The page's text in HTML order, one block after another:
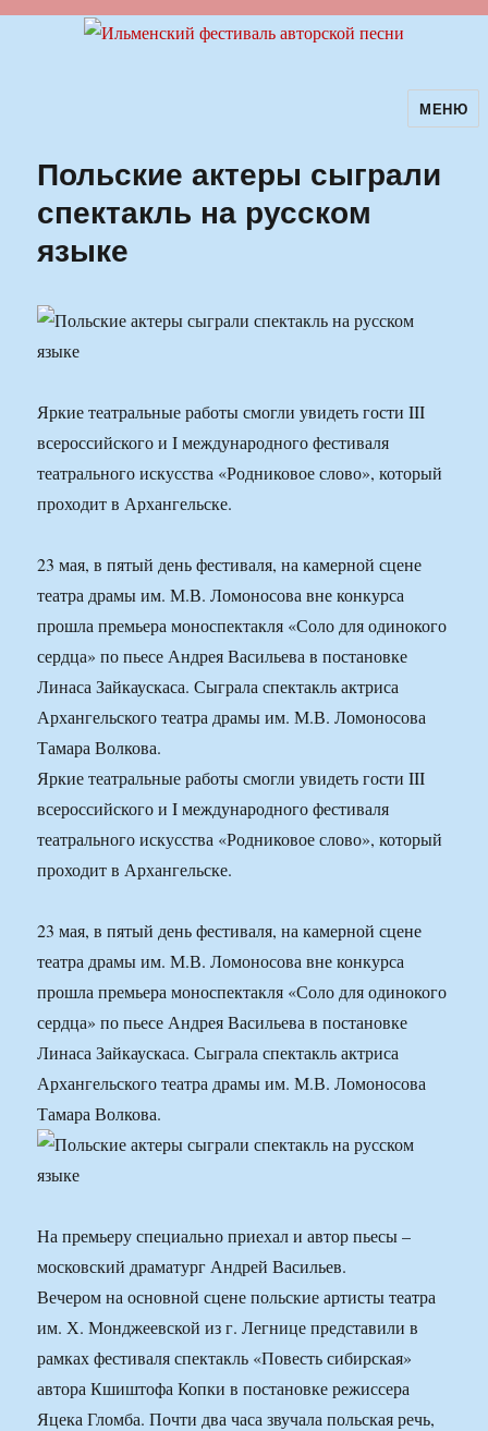
Ильменский фестиваль авторскойМЕНЮ
Польские актеры сыграли
спектакль на русском
языке
Яркие театральные работы смогли увидеть гости III
всероссийского и I международного фестиваля
театрального искусства «Родниковое слово», который
проходит в Архангельске.
23 мая, в пятый день фестиваля, на камерной сцене
театра драмы им. М.В. Ломоносова вне конкурса
прошла премьера моноспектакля «Соло для одинокого
сердца» по пьесе Андрея Васильева в постановке
Линаса Зайкаускаса. Сыграла спектакль актриса
Архангельского театра драмы им. М.В. Ломоносова
Тамара Волкова.
Яркие театральные работы смогли увидеть гости III
всероссийского и I международного фестиваля
театрального искусства «Родниковое слово», который
проходит в Архангельске.
23 мая, в пятый день фестиваля, на камерной сцене
театра драмы им. М.В. Ломоносова вне конкурса
прошла премьера моноспектакля «Соло для одинокого
сердца» по пьесе Андрея Васильева в постановке
Линаса Зайкаускаса. Сыграла спектакль актриса
Архангельского театра драмы им. М.В. Ломоносова
Тамара Волкова.
На премьеру специально приехал и автор пьесы –
московский драматург Андрей Васильев.
Вечером на основной сцене польские артисты театра
им. Х. Монджеевской из г. Легнице представили в
рамках фестиваля спектакль «Повесть сибирская»
автора Кшиштофа Копки в постановке режиссера
Яцека Гломба. Почти два часа звучала польская речь,